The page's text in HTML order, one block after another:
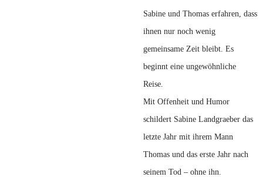
Sabine und Thomas erfahren, dass
ihnen nur noch wenig
gemeinsame Zeit bleibt. Es
beginnt eine ungewöhnliche
Reise.
Mit Offenheit und Humor
schildert Sabine Landgraeber das
letzte Jahr mit ihrem Mann
Thomas und das erste Jahr nach
seinem Tod – ohne ihn.